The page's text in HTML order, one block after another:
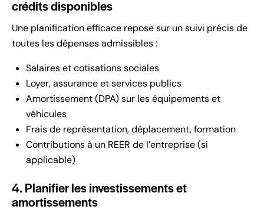
crédits disponibles
Une planification efficace repose sur un suivi précis de
toutes les dépenses admissibles :
Salaires et cotisations sociales
Loyer, assurance et services publics
Amortissement (DPA) sur les équipements et
véhicules
Frais de représentation, déplacement, formation
Contributions à un REER de l’entreprise (si
applicable)
4. Planifier les investissements et
amortissements